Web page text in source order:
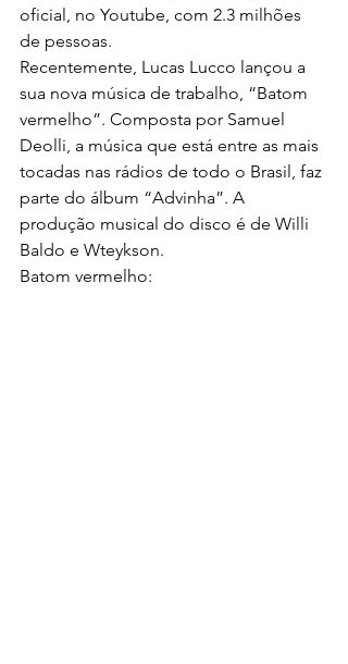
oficial, no Youtube, com 2.3 milhões
de pessoas.
Recentemente, Lucas Lucco lançou a
sua nova música de trabalho, “Batom
vermelho”. Composta por Samuel
Deolli, a música que está entre as mais
tocadas nas rádios de todo o Brasil, faz
parte do álbum “Advinha”. A
produção musical do disco é de Willi
Baldo e Wteykson.
Batom vermelho: